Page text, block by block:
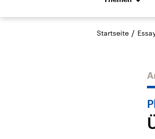
Die
Hörspiel und
Startseite /